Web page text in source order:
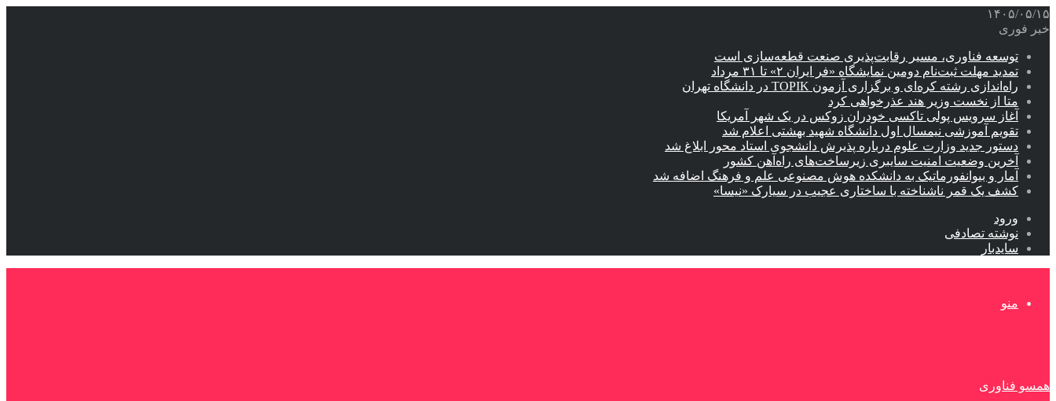
۱۴۰۵/۰۵/۱۵
خبر فوری
توسعه فناوری، مسیر رقابت‌پذیری صنعت قطعه‌سازی است
تمدید مهلت ثبت‌نام دومین نمایشگاه «فر ایران ۲» تا ۳۱ مرداد
راه‌اندازی رشته کره‌ای و برگزاری آزمون TOPIK در دانشگاه تهران
متا از نخست وزیر هند عذرخواهی کرد
آغاز سرویس پولی تاکسی خودران زوکس در یک شهر آمریکا
تقویم آموزشی نیمسال اول دانشگاه شهید بهشتی اعلام شد
دستور جدید وزارت علوم درباره پذیرش دانشجوی استاد محور ابلاغ شد
آخرین وضعیت امنیت سایبری زیرساخت‌های راه‌آهن کشور
آمار و بیوانفورماتیک به دانشکده هوش مصنوعی علم و فرهنگ اضافه شد
کشف یک قمر ناشناخته با ساختاری عجیب در سیارک «نیسا»
ورود
نوشته تصادفی
سایدبار
منو
همسو فناوری